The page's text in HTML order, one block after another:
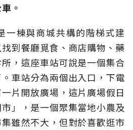
。
一棟與商城共構的階梯式建
到餐廳覓食、商店購物、藥
，這座車站可說是一個集合
車站分為兩個出入口，下電
片開放廣場，這片廣場假日
」，是一個聚集當地小農及
雖然不大，但對於喜歡逛市